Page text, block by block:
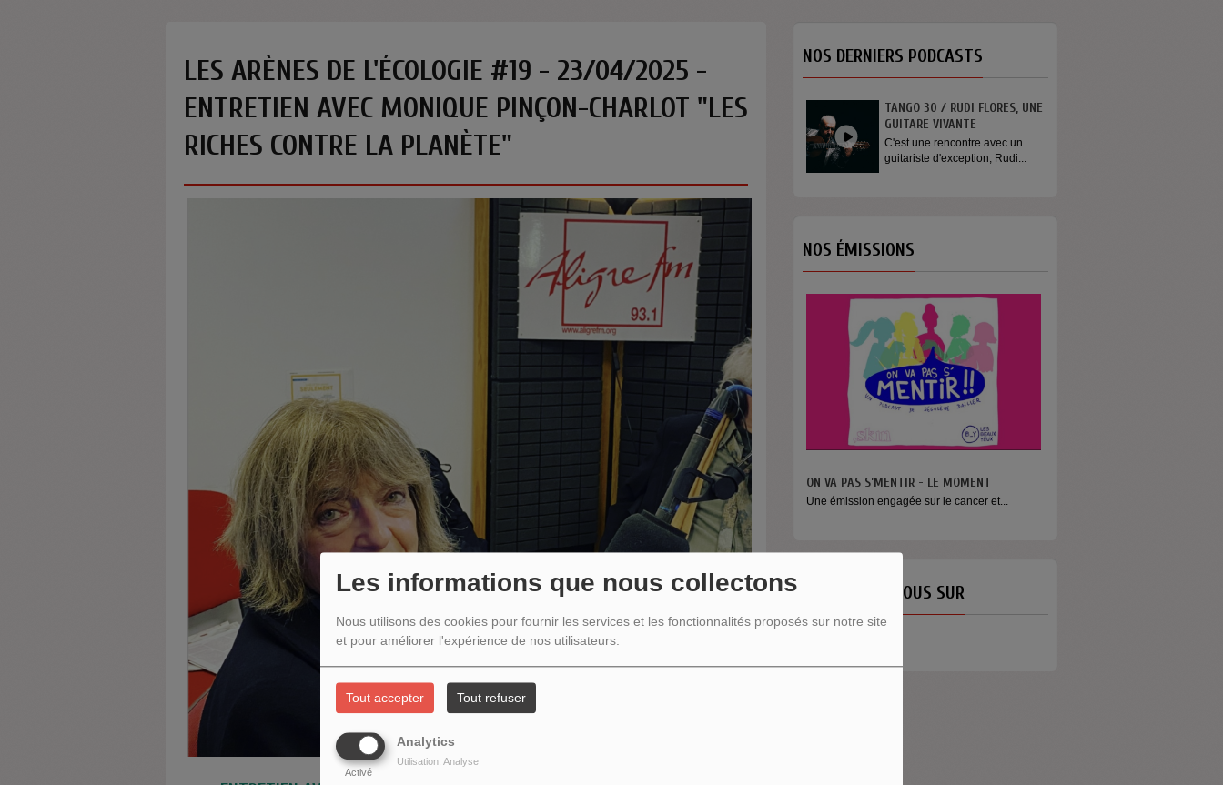
Les informations que nous collectons
Nous utilisons des cookies pour fournir les services et les fonctionnalités proposés sur notre site
et pour améliorer l'expérience de nos utilisateurs.
Tout accepter Tout refuser
Analytics
Activé
Utilisation: Analyse
LES ARÈNES DE L'ÉCOLOGIE #19 - 23/04/2025 -
ENTRETIEN AVEC MONIQUE PINÇON-CHARLOT "LES
RICHES CONTRE LA PLANÈTE"
NOS DERNIERS PODCASTS
TANGO 30 / RUDI FLORES, UNE
GUITARE VIVANTE
C'est une rencontre avec un
guitariste d'exception, Rudi...
NOS ÉMISSIONS
ON VA PAS S’MENTIR - LE MOMENT
Une émission engagée sur le cancer et...
RETROUVEZ-NOUS SUR